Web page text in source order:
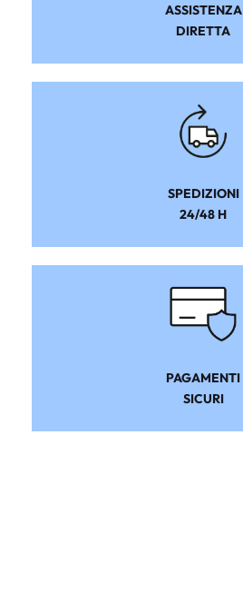
ASSISTENZA
DIRETTA
SPEDIZIONI
24/48 H
PAGAMENTI
SICURI